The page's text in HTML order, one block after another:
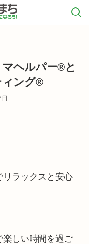
マヘルパー®と
ィング®
リラックスと安心
楽しい時間を過ご